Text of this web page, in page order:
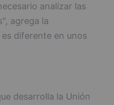
analizar las
agrega la
diferente en unos
desarrolla la Unión